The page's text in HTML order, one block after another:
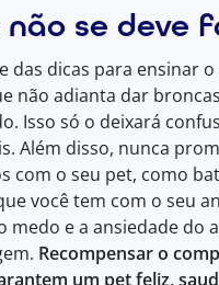
não se deve
das dicas para ensinar
não adianta dar
Isso só o deixará
Além disso, nunca
com o seu pet, como
você tem com o seu
medo e a ansiedade do
Recompensar o
um pet feliz,